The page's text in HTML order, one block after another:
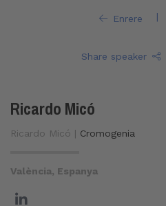
Enrere |
Share speaker
Ricardo Micó
Ricardo Micó | Cromogenia
València, Espanya